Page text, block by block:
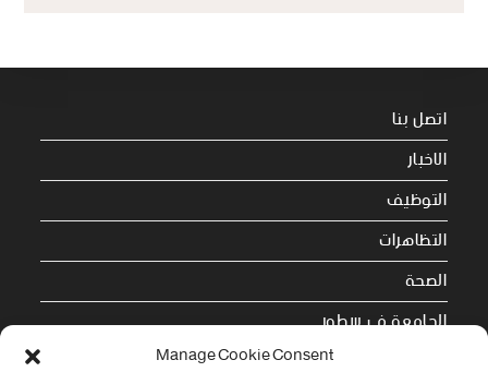
Manage Cookie Consent
اتصل بنا
الاخبار
التوظيف
التظاهرات
الصحة
الجامعة في سطور
Cookie Policy (EU)